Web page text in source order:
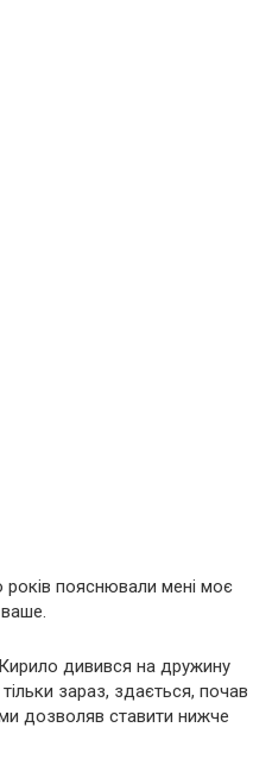
років пояснювали мені моє
дивився на дружину
зараз, здається, почав
дозволяв ставити нижче